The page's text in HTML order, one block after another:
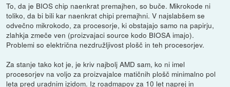
To, da je BIOS chip naenkrat premajhen, so buče. Mikrokode ni
toliko, da bi bili kar naenkrat chipi premajhni. V najslabšem se
odvečno mikrokodo, za procesorje, ki obstajajo samo na papirju,
zlahkja zmeče ven (proizvajaci source kodo BIOSA imajo).
Problemi so električna nezdružljivost plošč in teh procesorjev.
Za stanje tako kot je, je kriv najbolj AMD sam, ko ni imel
procesorjev na voljo za proizvajalce matičnih plošč minimalno pol
leta pred uradnim izidom. Iz roadmapov za 10 let naprej in